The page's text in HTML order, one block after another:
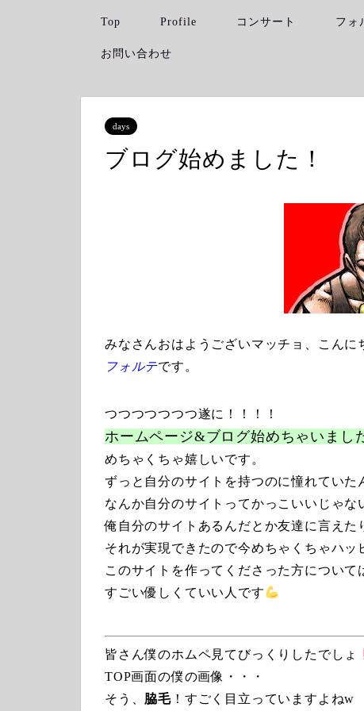
Top Profile コンサート フォ
お問い合わせ
days
ブログ始めました！
みなさんおはようございマッチョ、こんに
フォルテです。
つつつつつつつ遂に！！！！
ホームページ&ブログ始めちゃいまし
めちゃくちゃ嬉しいです。
ずっと自分のサイトを持つのに憧れていた
なんか自分のサイトってかっこいいじゃな
俺自分のサイトあるんだとか友達に言えた
それが実現できたので今めちゃくちゃハッ
このサイトを作ってくださった方について
すごい優しくていい人です
皆さん僕のホムペ見てびっくりしたでしょ
TOP画面の僕の画像・・・
そう、 脇毛 ！すごく目立っていますよねw